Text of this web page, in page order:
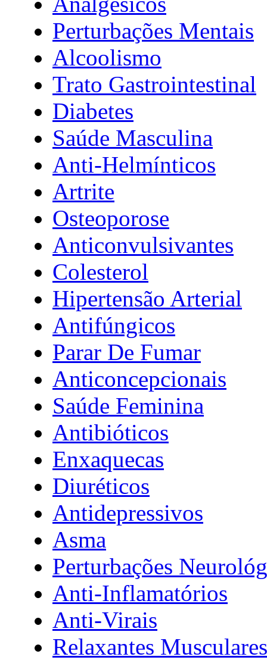
Perturbações Mentais
Alcoolismo
Trato Gastrointestinal
Diabetes
Saúde Masculina
Anti-Helmínticos
Artrite
Osteoporose
Anticonvulsivantes
Colesterol
Hipertensão Arterial
Antifúngicos
Parar De Fumar
Anticoncepcionais
Saúde Feminina
Antibióticos
Enxaquecas
Diuréticos
Antidepressivos
Asma
Perturbações
Anti-Inflamatórios
Anti-Virais
Relaxantes Musculares